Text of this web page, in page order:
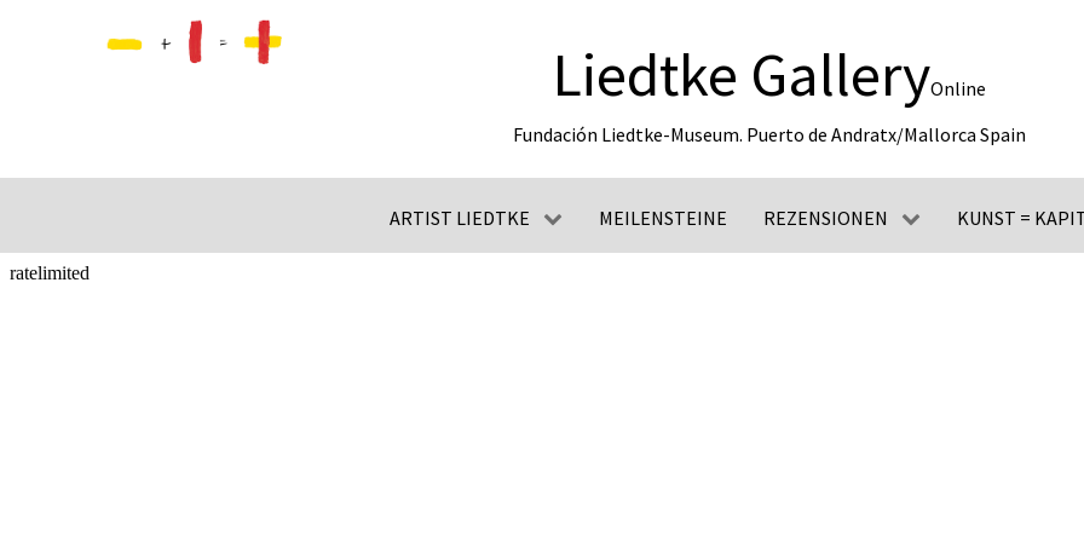
Liedtke GalleryOnline
Fundación Liedtke-Museum. Puerto de Andratx/Mallorca Spain
ARTIST LIEDTKE MEILENSTEINE REZENSIONEN KUNST =